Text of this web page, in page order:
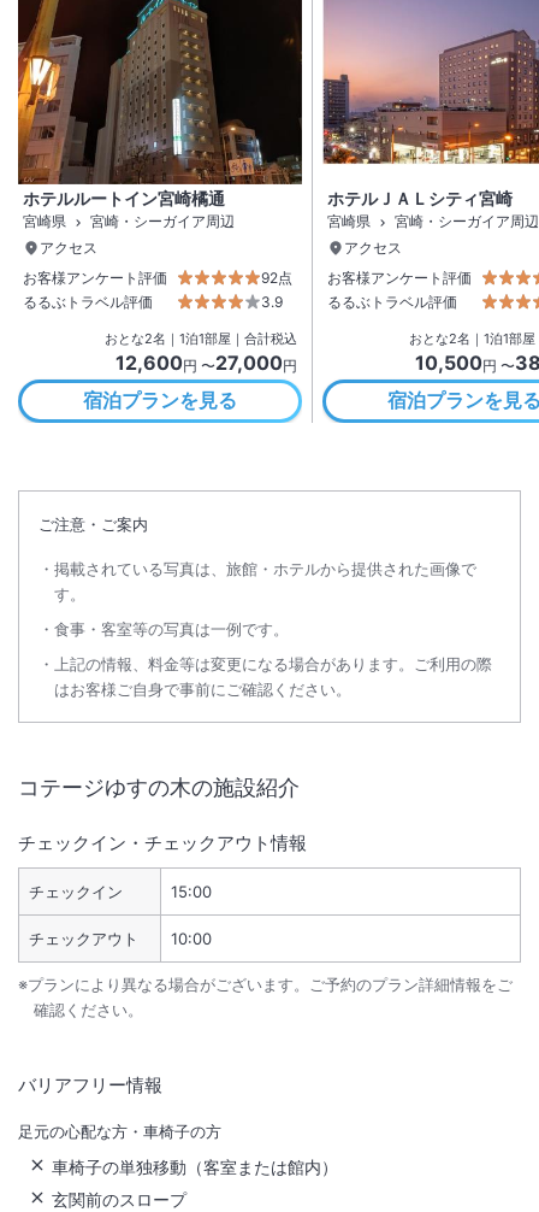
ホテルルートイン宮崎橘通
宮崎県
宮崎・シーガイア周辺
アクセス
お客様アンケート評価
92点
るるぶトラベル評価
3.9
おとな2名 ｜ 1泊1部屋｜合計税込
12,600円 〜27,000円
宿泊プランを見る
ホテルＪＡＬシティ宮崎
宮崎県
宮崎・シーガイア周辺
アクセス
お客様アンケート評価
るるぶトラベル評価
おとな2名 ｜ 1泊1部屋
10,500円 〜
宿泊プランを見
ご注意・ご案内
掲載されている写真は、旅館・ホテルから提供された画像で
す。
食事・客室等の写真は一例です。
上記の情報、料金等は変更になる場合があります。ご利用の際
はお客様ご自身で事前にご確認ください。
コテージゆすの木の施設紹介
チェックイン・チェックアウト情報
チェックイン 15:00
チェックアウト 10:00
※プランにより異なる場合がございます。ご予約のプラン詳細情報をご
確認ください。
バリアフリー情報
足元の心配な方・車椅子の方
車椅子の単独移動（客室または館内）
玄関前のスロープ